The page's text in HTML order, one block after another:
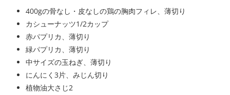
400gの骨なし・皮なしの鶏の胸肉フィレ、薄切り
カシューナッツ1/2カップ
赤パプリカ、薄切り
緑パプリカ、薄切り
中サイズの玉ねぎ、薄切り
にんにく3片、みじん切り
植物油大さじ2